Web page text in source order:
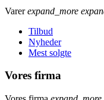
Varer expand_more
Tilbud
Nyheder
Mest solgte
Vores firma